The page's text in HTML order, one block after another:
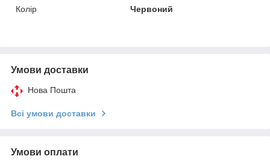
Колір
Червоний
Умови доставки
Нова Пошта
Всі умови доставки
Умови оплати